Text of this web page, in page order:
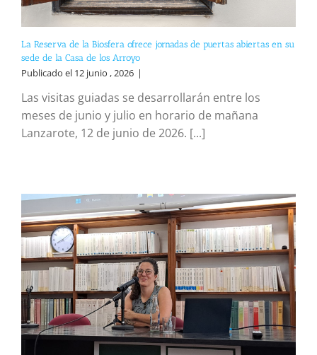
La Reserva de la Biosfera ofrece jornadas de puertas abiertas en su
sede de la Casa de los Arroyo
Publicado el 12 junio , 2026 |
Las visitas guiadas se desarrollarán entre los
meses de junio y julio en horario de mañana
Lanzarote, 12 de junio de 2026. [...]